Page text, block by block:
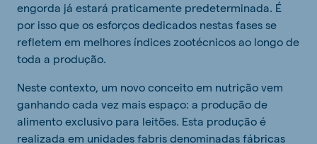
engorda já estará praticamente predeterminada. É
por isso que os esforços dedicados nestas fases se
refletem em melhores índices zootécnicos ao longo de
toda a produção.
Neste contexto, um novo conceito em nutrição vem
ganhando cada vez mais espaço: a produção de
alimento exclusivo para leitões. Esta produção é
realizada em unidades fabris denominadas fábricas